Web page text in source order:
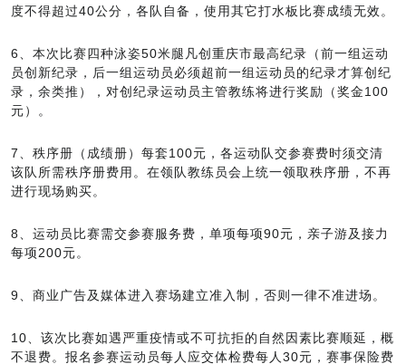
度不得超过40公分，各队自备，使用其它打水板比赛成绩无效。
6、本次比赛四种泳姿50米腿凡创重庆市最高纪录（前一组运动
员创新纪录，后一组运动员必须超前一组运动员的纪录才算创纪
录，余类推），对创纪录运动员主管教练将进行奖励（奖金100
元）。
7、秩序册（成绩册）每套100元，各运动队交参赛费时须交清
该队所需秩序册费用。在领队教练员会上统一领取秩序册，不再
进行现场购买。
8、运动员比赛需交参赛服务费，单项每项90元，亲子游及接力
每项200元。
9、商业广告及媒体进入赛场建立准入制，否则一律不准进场。
10、该次比赛如遇严重疫情或不可抗拒的自然因素比赛顺延，概
不退费。报名参赛运动员每人应交体检费每人30元，赛事保险费